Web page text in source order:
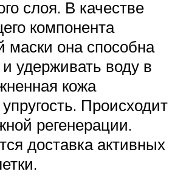
слоя. В качестве
компонента
маски она способна
удерживать воду в
кожа
Происходит
регенерации.
доставка активных